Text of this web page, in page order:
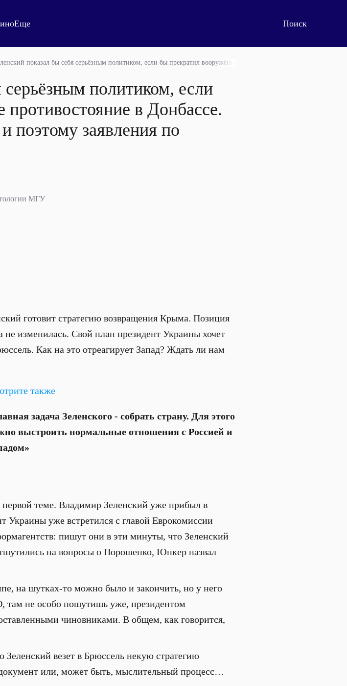
Еще
показал бы себя серьёзным политиком, если бы прекратил вооружённое противостояние в Донбассе. Но
серьёзным политиком, если
в Донбассе.
поэтому заявления по
МГУ
готовит стратегию возвращения Крыма. Позиция
изменилась. Свой план президент Украины хочет
Как на это отреагирует Запад? Ждать ли нам
также
задача Зеленского - собрать страну. Для этого
выстроить нормальные отношения с Россией и
теме. Владимир Зеленский уже прибыл в
Украины уже встретился с главой Еврокомиссии
пишут они в эти минуты, что Зеленский
на вопросы о Порошенко, Юнкер назвал
на шутках-то можно было и закончить, но у него
там не особо пошутишь уже, президентом
чиновниками. В общем, как говорится,
Зеленский везет в Брюссель некую стратегию
или, может быть, мыслительный процесс…